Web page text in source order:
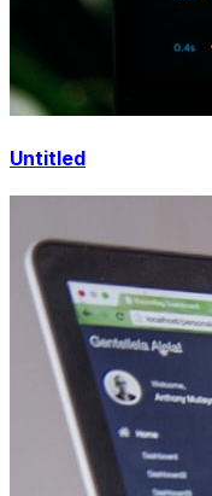
Untitled